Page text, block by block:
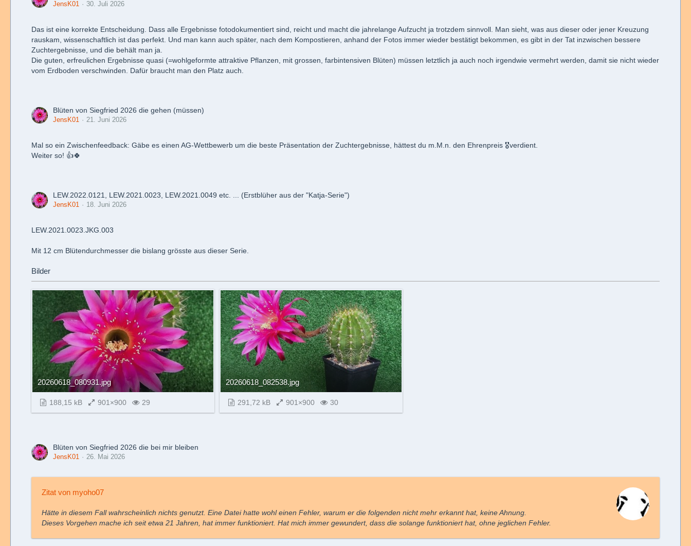
JensK01 30. Juli 2026
Das ist eine korrekte Entscheidung. Dass alle Ergebnisse fotodokumentiert sind, reicht und macht die jahrelange Aufzucht ja trotzdem sinnvoll. Man sieht, was aus dieser oder jener Kreuzung
rauskam, wissenschaftlich ist das perfekt. Und man kann auch später, nach dem Kompostieren, anhand der Fotos immer wieder bestätigt bekommen, es gibt in der Tat inzwischen bessere
Zuchtergebnisse, und die behält man ja.
Die guten, erfreulichen Ergebnisse quasi (=wohlgeformte attraktive Pflanzen, mit grossen, farbintensiven Blüten) müssen letztlich ja auch noch irgendwie vermehrt werden, damit sie nicht wieder
vom Erdboden verschwinden. Dafür braucht man den Platz auch.
Blüten von Siegfried 2026 die gehen (müssen)
JensK01 21. Juni 2026
Mal so ein Zwischenfeedback: Gäbe es einen AG-Wettbewerb um die beste Präsentation der Zuchtergebnisse, hättest du m.M.n. den Ehrenpreis 🎖verdient.
Weiter so! 👍🍀
LEW.2022.0121, LEW.2021.0023, LEW.2021.0049 etc. ... (Erstblüher aus der "Katja-Serie")
JensK01 18. Juni 2026
LEW.2021.0023.JKG.003
Mit 12 cm Blütendurchmesser die bislang grösste aus dieser Serie.
Bilder
20260618_080931.jpg
188,15 kB 901×900 29
20260618_082538.jpg
291,72 kB 901×900 30
Blüten von Siegfried 2026 die bei mir bleiben
JensK01 26. Mai 2026
Zitat von myoho07
Hätte in diesem Fall wahrscheinlich nichts genutzt. Eine Datei hatte wohl einen Fehler, warum er die folgenden nicht mehr erkannt hat, keine Ahnung.
Dieses Vorgehen mache ich seit etwa 21 Jahren, hat immer funktioniert. Hat mich immer gewundert, dass die solange funktioniert hat, ohne jeglichen Fehler.